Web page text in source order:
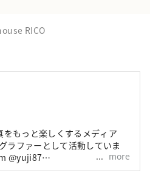
RICO
をもっと楽しくするメディア
ラファーとして活動していま
yuji87/
more